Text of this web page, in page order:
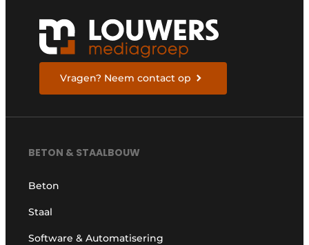
Vragen? Neem contact op
BETON & STAALBOUW
Beton
Staal
Software & Automatisering